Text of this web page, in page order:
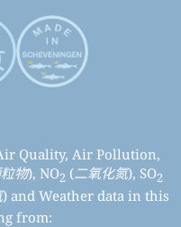
Quality, Air Pollution,
物), NO2 (二氧化氮), SO2
) and Weather data in this
from: